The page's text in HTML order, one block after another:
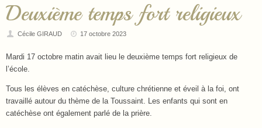
Deuxième temps fort religieux
Cécile GIRAUD 17 octobre 2023
Mardi 17 octobre matin avait lieu le deuxième temps fort religieux de
l’école.
Tous les élèves en catéchèse, culture chrétienne et éveil à la foi, ont
travaillé autour du thème de la Toussaint. Les enfants qui sont en
catéchèse ont également parlé de la prière.